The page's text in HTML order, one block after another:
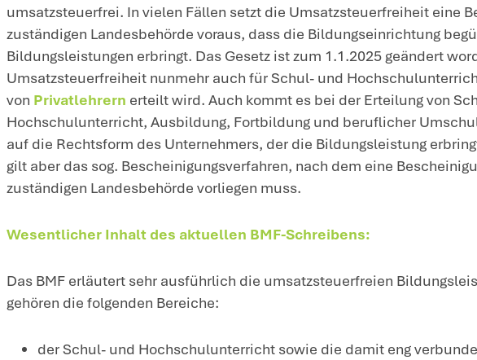
verbindlich ist, geht das BMF auf
Gesetzes ein, die ab dem 1.1.2025
es das BMF nicht, wenn der
die er vor dem 1.1.2028 ausführen
1.1.2025 geltenden Rechtslage
BMF-Schreiben vom 4.12.2025 – IV D 5 – S 2223/
Hintergrund: Unter bestimmten
umsatzsteuerfrei. In vielen Fällen setzt